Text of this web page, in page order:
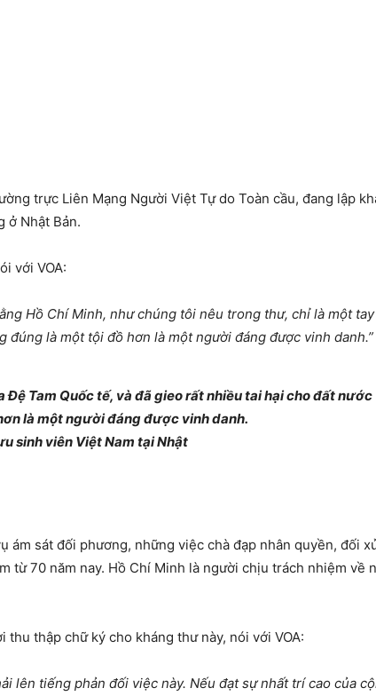
trực Liên Mạng Người Việt Tự do Toàn cầu, đang lập
ở Nhật Bản.
với VOA:
Hồ Chí Minh, như chúng tôi nêu trong thư, chỉ là một
là một tội đồ hơn là một người đáng được vinh danh.”
Tam Quốc tế, và đã gieo rất nhiều tai hại cho đất nước
là một người đáng được vinh danh.
sinh viên Việt Nam tại Nhật
sát đối phương, những việc chà đạp nhân quyền, đối
từ 70 năm nay. Hồ Chí Minh là người chịu trách nhiệm về
thập chữ ký cho kháng thư này, nói với VOA:
lên tiếng phản đối việc này. Nếu đạt sự nhất trí cao của